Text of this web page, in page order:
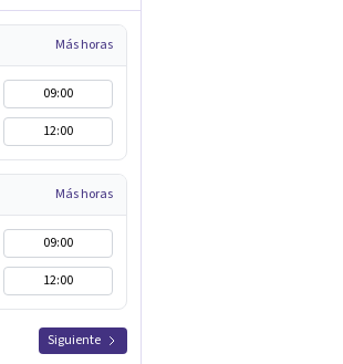
Más horas
09:00
12:00
Más horas
09:00
12:00
Siguiente